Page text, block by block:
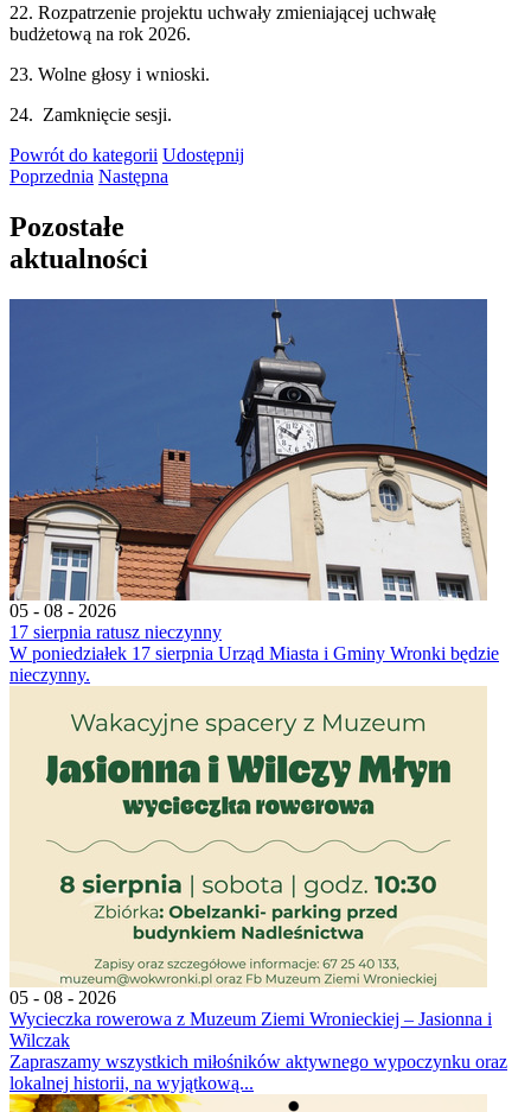
22. Rozpatrzenie projektu uchwały zmieniającej uchwałę
budżetową na rok 2026.
23. Wolne głosy i wnioski.
24. Zamknięcie sesji.
Powrót do kategorii Udostępnij
Poprzednia Następna
Pozostałe
aktualności
05 - 08 - 2026
17 sierpnia ratusz nieczynny
W poniedziałek 17 sierpnia Urząd Miasta i Gminy Wronki będzie
nieczynny.
05 - 08 - 2026
Wycieczka rowerowa z Muzeum Ziemi Wronieckiej – Jasionna i
Wilczak
Zapraszamy wszystkich miłośników aktywnego wypoczynku oraz
lokalnej historii, na wyjątkową...